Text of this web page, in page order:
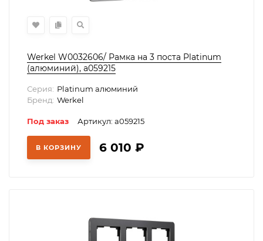
Werkel W0032606/ Рамка на 3 поста Platinum
(алюминий), a059215
Серия: Platinum алюминий
Бренд: Werkel
Под заказ Артикул: a059215
В КОРЗИНУ 6 010 ₽